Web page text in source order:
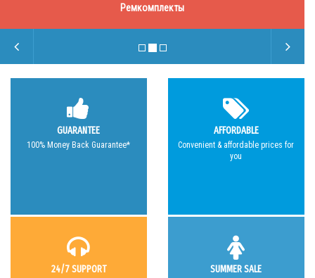
Ремкомплекты
GUARANTEE
100% Money Back Guarantee*
AFFORDABLE
Convenient & affordable prices for
you
24/7 SUPPORT SUMMER SALE